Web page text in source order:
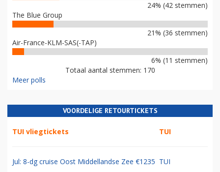
24% (42 stemmen)
The Blue Group
21% (36 stemmen)
Air-France-KLM-SAS(-TAP)
6% (11 stemmen)
Totaal aantal stemmen: 170
Meer polls
VOORDELIGE RETOURTICKETS
TUI vliegtickets TUI
Jul: 8-dg cruise Oost Middellandse Zee €1235 TUI